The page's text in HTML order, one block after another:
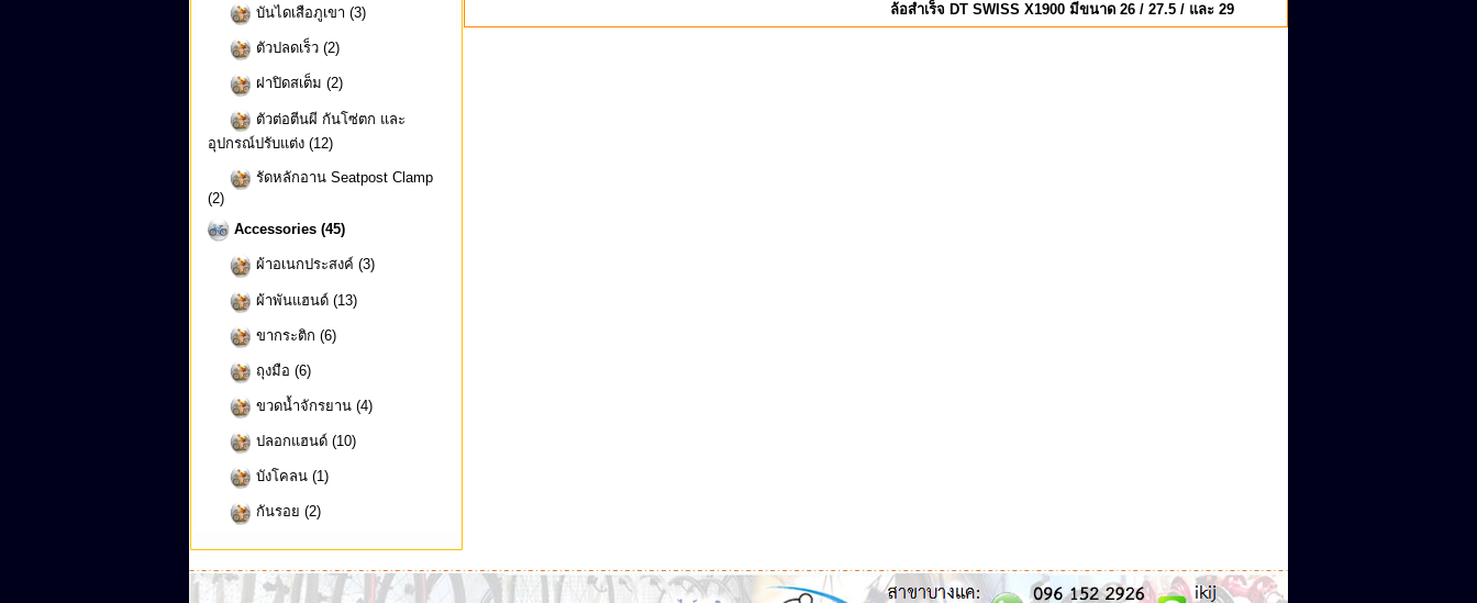
บันไดเสือภูเขา (3)
ตัวปลดเร็ว (2)
ฝาปิดสเต็ม (2)
ตัวต่อตีนผี กันโซ่ตก และ
อุปกรณ์ปรับแต่ง (12)
รัดหลักอาน Seatpost Clamp
(2)
Accessories (45)
ผ้าอเนกประสงค์ (3)
ผ้าพันแฮนด์ (13)
ขากระติก (6)
ถุงมือ (6)
ขวดน้ำจักรยาน (4)
ปลอกแฮนด์ (10)
บังโคลน (1)
กันรอย (2)
ล้อสำเร็จ DT SWISS X1900 มีขนาด 26 / 27.5 / และ 29